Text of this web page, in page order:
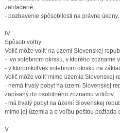
zahladené,
- pozbavenie spôsobilosti na právne úkony.
IV
Spôsob voľby
Volič môže voliť na území Slovenskej
- vo volebnom okrsku, v ktorého zozname
- v ktoromkoľvek volebnom okrsku na
Volič môže voliť mimo územia Slovenskej
- nemá trvalý pobyt na území Slovenskej
zapísaný do osobitného zoznamu voličov,
- má trvalý pobyt na území Slovenskej
mimo jej územia a o voľbu poštou požiada
V